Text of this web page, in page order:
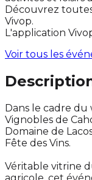
Découvrez
Vivop.
L'application
Voir tous les
Dans le cadre
Vignobles de
Domaine de
Fête des Vins.
Véritable vitrine